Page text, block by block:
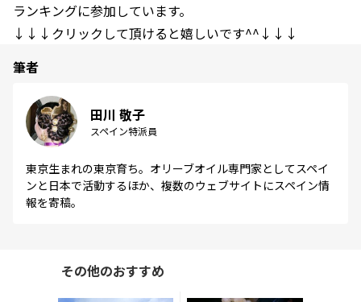
ランキングに参加しています。
↓↓↓クリックして頂けると嬉しいです^^↓↓↓
筆者
田川 敬子
スペイン特派員
東京生まれの東京育ち。オリーブオイル専門家としてスペイ
ンと日本で活動するほか、複数のウェブサイトにスペイン情
報を寄稿。
その他のおすすめ